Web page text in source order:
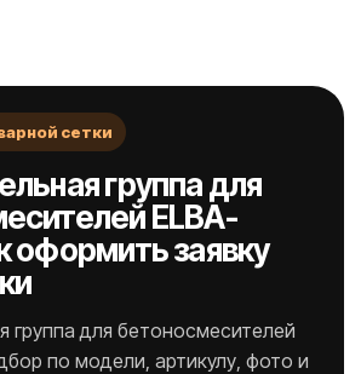
сетки
группа для
ELBA-
оформить заявку
группа для бетоносмесителей
по модели, артикулу, фото и